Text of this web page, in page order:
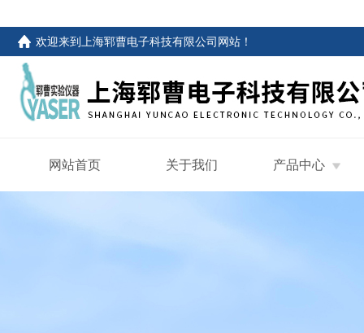
欢迎来到 上海郓曹电子科技有限公司网站 ！
网站首页 关于我们 产品中心